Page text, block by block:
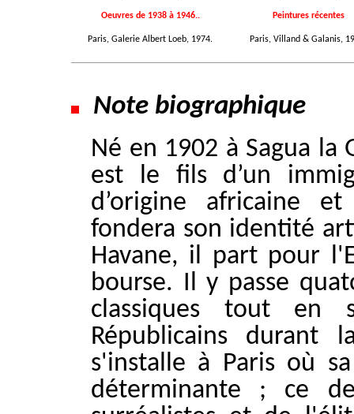
Oeuvres de 1938 à 1946..
Paris, Galerie Albert Loeb, 1974.
Peintures récentes
Paris, Villand & Galanis,
Note biographique
Né en 1902 à Sagua la
est le fils d’un
d’origine africaine
fondera son identité
Havane, il part pour
bourse. Il y passe
classiques tout en
Républicains durant
s'installe à Paris où
déterminante ; ce